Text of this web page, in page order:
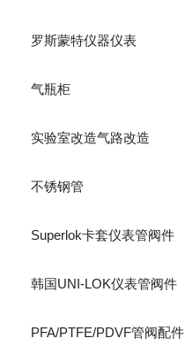
罗斯蒙特仪器仪表
气瓶柜
实验室改造气路改造
不锈钢管
Superlok卡套仪表管阀件
韩国UNI-LOK仪表管阀件
PFA/PTFE/PDVF管阀配件